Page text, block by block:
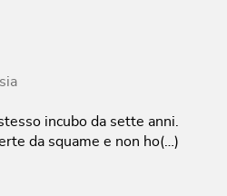
incubo da sette anni.
da squame e non ho(…)